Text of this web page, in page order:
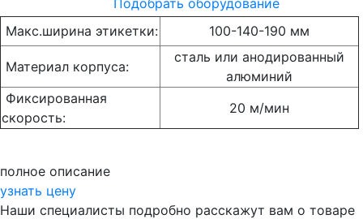
Макс.ширина этикетки:
100-140-190 мм
Материал корпуса:
сталь или анодированный
алюминий
Фиксированная
скорость:
20 м/мин
полное описание
узнать цену
Наши специалисты подробно расскажут вам о товаре